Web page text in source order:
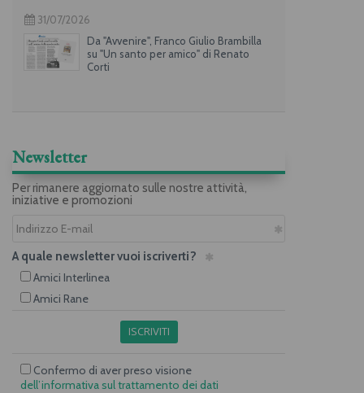
31/07/2026
Da "Avvenire", Franco Giulio Brambilla
su "Un santo per amico" di Renato
Corti
Newsletter
Per rimanere aggiornato sulle nostre attività,
iniziative e promozioni
A quale newsletter vuoi iscriverti?
Amici Interlinea
Amici Rane
ISCRIVITI
Confermo di aver preso visione
dell’informativa sul trattamento dei dati